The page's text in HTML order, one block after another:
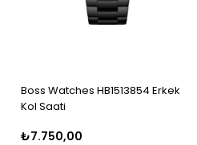
Boss Watches HB1513854 Erkek
Kol Saati
₺7.750,00